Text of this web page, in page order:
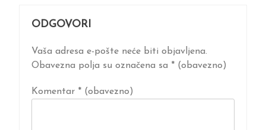
ODGOVORI
Vaša adresa e-pošte neće biti objavljena.
Obavezna polja su označena sa * (obavezno)
Komentar * (obavezno)